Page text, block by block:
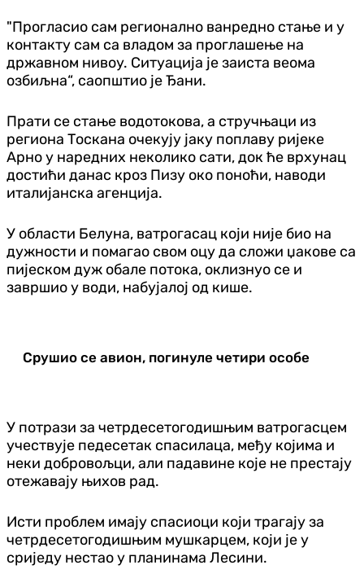
"Прогласио сам регионално ванредно стање и у
контакту сам са владом за проглашење на
државном нивоу. Ситуација је заиста веома
озбиљна“, саопштио је Ђани.
Прати се стање водотокова, а стручњаци из
региона Тоскана очекују јаку поплаву ријеке
Арно у наредних неколико сати, док ће врхунац
достићи данас кроз Пизу око поноћи, наводи
италијанска агенција.
У области Белуна, ватрогасац који није био на
дужности и помагао свом оцу да сложи џакове са
пијеском дуж обале потока, оклизнуо се и
завршио у води, набујалој од кише.
Срушио се авион, погинуле четири особе
У потрази за четрдесетогодишњим ватрогасцем
учествује педесетак спасилаца, међу којима и
неки добровољци, али падавине које не престају
отежавају њихов рад.
Исти проблем имају спасиоци који трагају за
четрдесетогодишњим мушкарцем, који је у
сриједу нестао у планинама Лесини.